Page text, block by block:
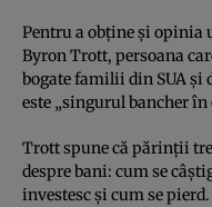
Pentru a obţine şi opinia
Byron Trott, persoana
bogate familii din SUA şi
este „singurul bancher în
Trott spune că părinţii
despre bani: cum se
investesc şi cum se